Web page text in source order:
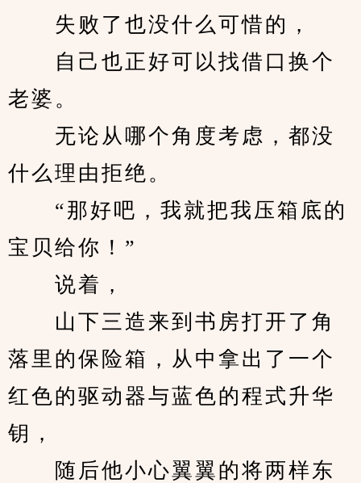
失败了也没什么可惜的，
自己也正好可以找借口换个
老婆。
无论从哪个角度考虑，都没
什么理由拒绝。
“那好吧，我就把我压箱底的
宝贝给你！”
说着，
山下三造来到书房打开了角
落里的保险箱，从中拿出了一个
红色的驱动器与蓝色的程式升华
钥，
随后他小心翼翼的将两样东